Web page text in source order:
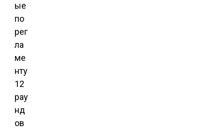
ые
по
рег
ла
ме
нту
12
рау
нд
ов